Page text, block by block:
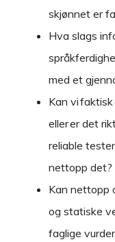
skjønnet er
Hva slags
med et
Kan vi
eller er det
reliable
nettopp det?
Kan nettopp
og statiske
faglige